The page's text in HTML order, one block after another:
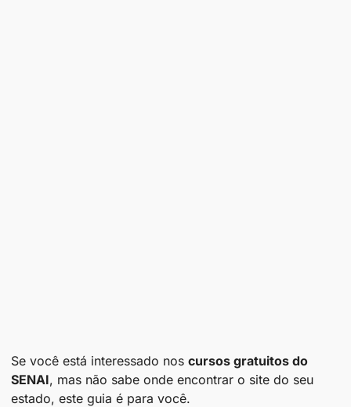
Se você está interessado nos cursos gratuitos do
SENAI, mas não sabe onde encontrar o site do seu
estado, este guia é para você.